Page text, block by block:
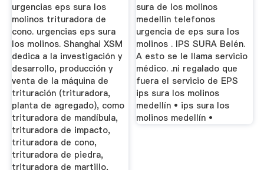
urgencias eps sura los
molinos trituradora de
cono. urgencias eps sura
los molinos. Shanghai XSM
dedica a la investigación y
desarrollo, producción y
venta de la máquina de
trituración (trituradora,
planta de agregado), como
trituradora de mandíbula,
trituradora de impacto,
trituradora de cono,
trituradora de piedra,
trituradora de martillo,
sura de los molinos
medellin telefonos
urgencia de eps sura los
molinos . IPS SURA Belén.
A esto se le llama servicio
médico. .ni regalado que
fuera el servicio de EPS
ips sura los molinos
medellín • ips sura los
molinos medellín •